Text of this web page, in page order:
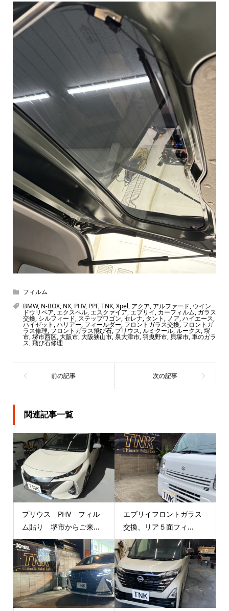
フィルム
BMW, N-BOX, NX, PHV, PPF,TNK,Xpel, アクア, アルファード, ウイン
ドウリペア,エクスペル,エスクァイア,エブリイ, カーフィルム, ガラス
交換,シルフィード, ステップワゴン,セレナ,タント , ノア,ハイエース,
ハイゼット ,ハリアー, フィールダー, フロントガラス交換, フロントガ
ラス修理,フロントガラス飛び石, プリウス, ルミクール,ルークス,堺
市,堺市西区,大阪市,大阪狭山市, 泉大津市,羽曳野市, 貝塚市,車のガラ
ス,飛び石修理
関連記事一覧
プリウス PHV フィル
ム貼り 堺市からご来...
エブリイフロントガラス
交換、リア５面フィ...